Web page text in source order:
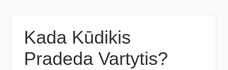
Kada Kūdikis
Pradeda Vartytis?